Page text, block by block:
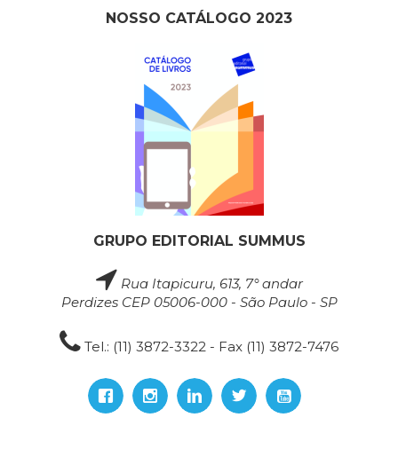
NOSSO CATÁLOGO 2023
GRUPO EDITORIAL SUMMUS
Rua Itapicuru, 613, 7° andar
Perdizes CEP 05006-000 - São Paulo - SP
Tel.: (11) 3872-3322 - Fax (11) 3872-7476